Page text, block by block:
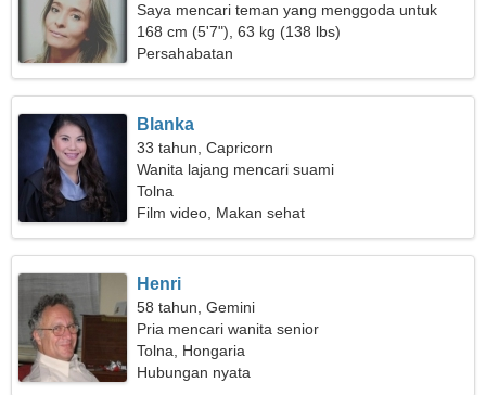
Saya mencari teman yang menggoda untuk
keluarga
168 cm (5'7"), 63 kg (138 lbs)
Persahabatan
Blanka
33 tahun, Capricorn
Wanita lajang mencari suami
Tolna
Film video, Makan sehat
Henri
58 tahun, Gemini
Pria mencari wanita senior
Tolna, Hongaria
Hubungan nyata